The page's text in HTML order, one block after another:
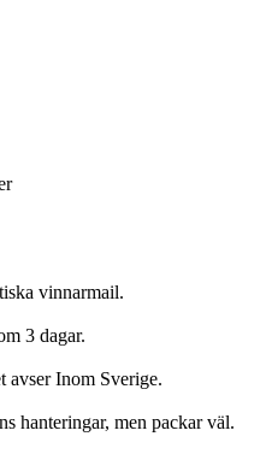
vinnarmail.
3 dagar.
avser Inom Sverige.
hanteringar, men packar väl.